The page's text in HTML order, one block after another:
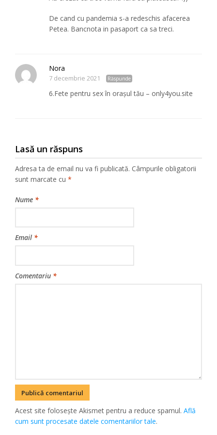
De cand cu pandemia s-a redeschis afacerea
Petea. Bancnota in pasaport ca sa treci.
Nora
7 decembrie 2021 Răspunde
6.Fete pentru sex în orașul tău – only4you.site
Lasă un răspuns
Adresa ta de email nu va fi publicată. Câmpurile obligatorii
sunt marcate cu*
Nume *
Email *
Comentariu *
Acest site folosește Akismet pentru a reduce spamul.Află
cum sunt procesate datele comentariilor tale.